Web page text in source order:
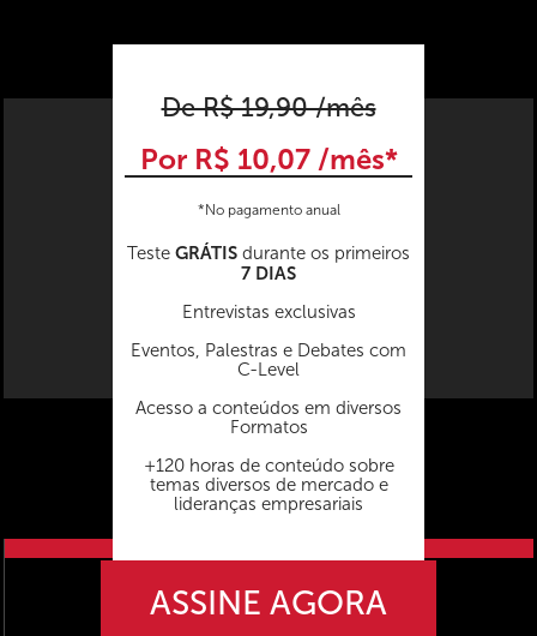
De R$ 19,90 /mês
Por R$ 10,07 /mês*
*No pagamento anual
Teste GRÁTIS durante os primeiros
7 DIAS
Entrevistas exclusivas
Eventos, Palestras e Debates com
C-Level
Acesso a conteúdos em diversos
Formatos
+120 horas de conteúdo sobre
temas diversos de mercado e
lideranças empresariais
ASSINE AGORA